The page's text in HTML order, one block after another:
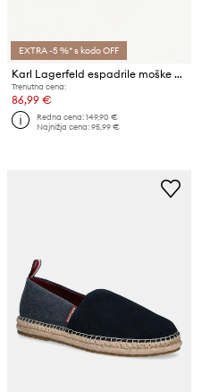
EXTRA -5 %* s kodo OFF
Karl Lagerfeld espadrile moške Kamino
Trenutna cena:
86,99 €
Redna cena:149,90 €
Najnižja cena:95,99 €